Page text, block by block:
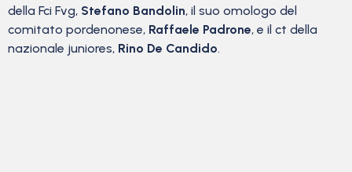
della Fci Fvg, Stefano Bandolin, il suo omologo del
comitato pordenonese, Raffaele Padrone, e il ct della
nazionale juniores, Rino De Candido.